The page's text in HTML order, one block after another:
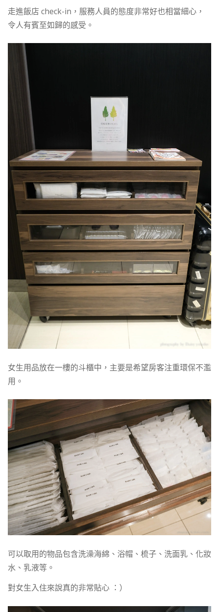
走進飯店 check-in，服務人員的態度非常好也相當細心，
令人有賓至如歸的感受。
女生用品放在一樓的斗櫃中，主要是希望房客注重環保不濫
用。
可以取用的物品包含洗澡海綿、浴帽、梳子、洗面乳、化妝
水、乳液等。
對女生入住來說真的非常貼心 ：）